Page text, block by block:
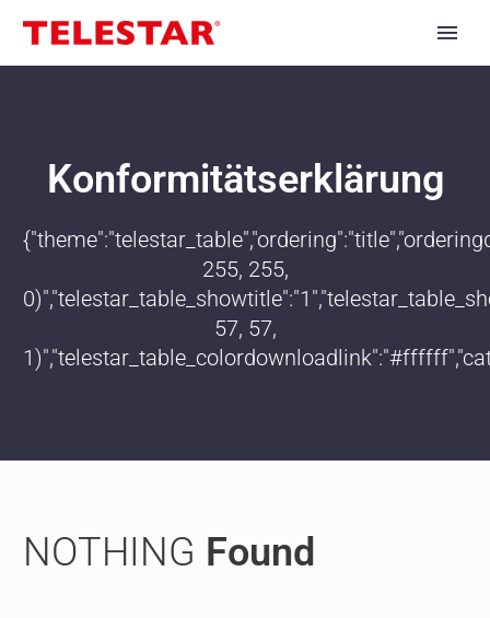
Konformitätserklärung
255, 255,
57, 57,
NOTHING Found